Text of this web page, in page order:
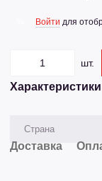
Войти для
шт.
Характеристики
Страна
Доставка